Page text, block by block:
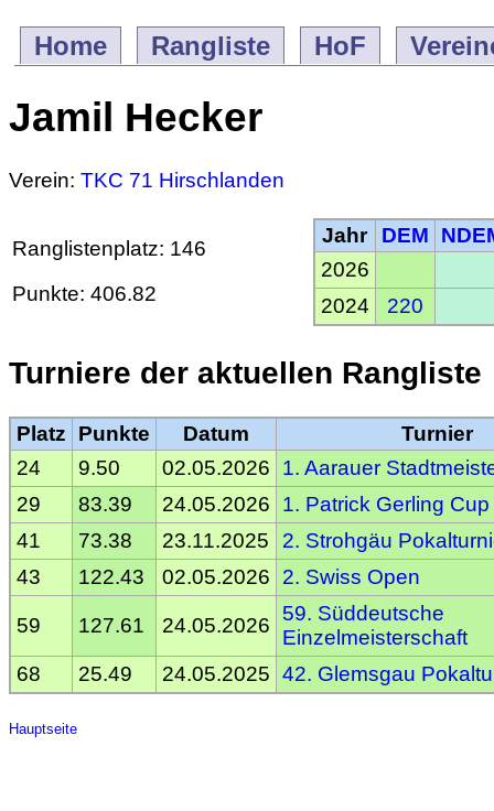
Home Rangliste HoF
Jamil Hecker
Verein: TKC 71 Hirschlanden
Ranglistenplatz: 146
Punkte: 406.82
Jahr DEM
2026
2024
220
Turniere der aktuellen Rangliste
Platz Punkte Datum
Turnier
24
9.50 02.05.2026
1. Aarauer
29
83.39 24.05.2026
1. Patrick Gerling Cup
41
73.38 23.11.2025
2. Strohgäu
43
122.43 02.05.2026 2. Swiss Open
59 127.61 24.05.2026
59. Süddeutsche
Einzelmeisterschaft
68
25.49 24.05.2025 42. Glemsgau
Hauptseite